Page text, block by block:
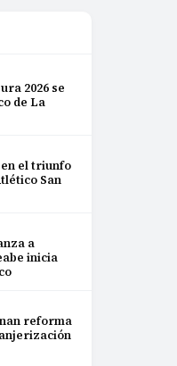
2026 se
de La
el triunfo
San
a
inicia
reforma